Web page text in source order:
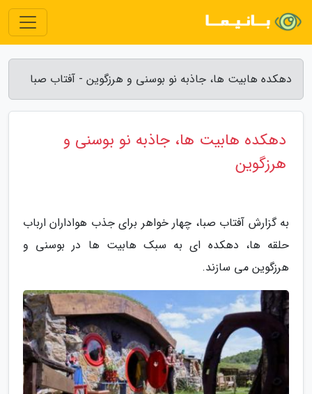
دهکده هابیت ها، جاذبه نو بوسنی و هرزگوین - آفتاب صبا
دهکده هابیت ها، جاذبه نو بوسنی و
هرزگوین
به گزارش آفتاب صبا، چهار خواهر برای جذب هواداران ارباب
حلقه ها، دهکده ای به سبک هابیت ها در بوسنی و
هرزگوین می سازند.